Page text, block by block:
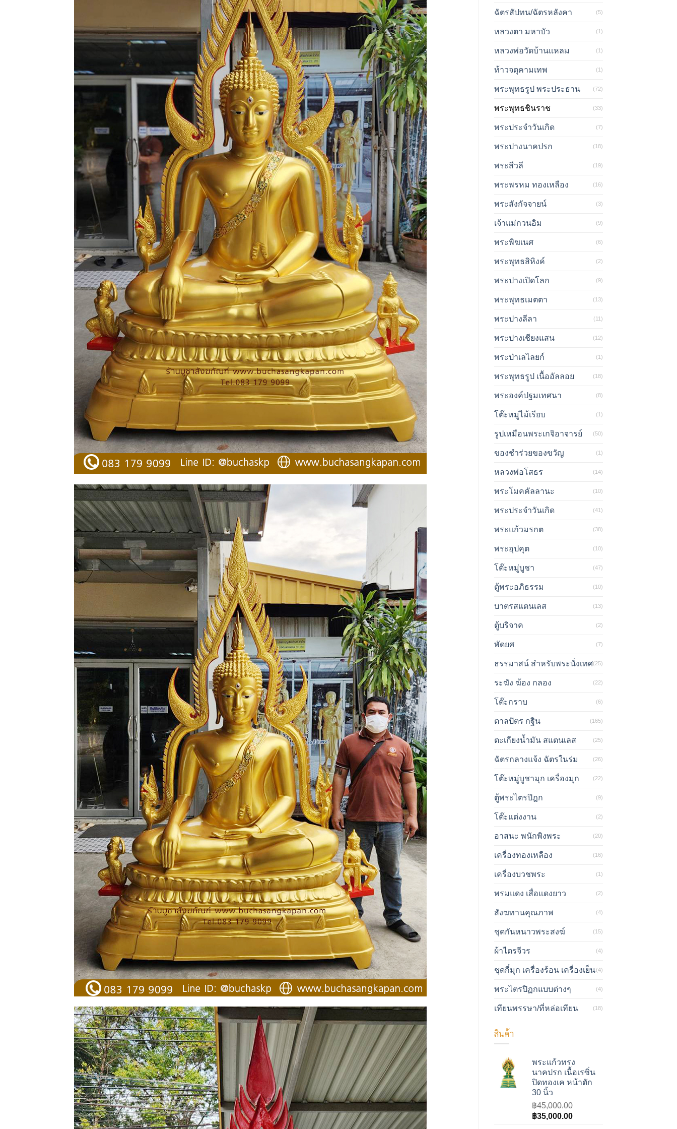
ฉัตรสัปทน/ฉัตรหลังคา (5)
หลวงตา มหาบัว (1)
หลวงพ่อวัดบ้านแหลม (1)
ท้าวจตุคามเทพ (1)
พระพุทธรูป พระประธาน (72)
พระพุทธชินราช (33)
พระประจำวันเกิด (7)
พระปางนาคปรก (18)
พระสีวลี (19)
พระพรหม ทองเหลือง (16)
พระสังกัจจายน์ (3)
เจ้าแม่กวนอิม (9)
พระพิฆเนศ (6)
พระพุทธสิหิงค์ (2)
พระปางเปิดโลก (9)
พระพุทธเมตตา (13)
พระปางลีลา (11)
พระปางเชียงแสน (12)
พระป่าเลไลยก์ (1)
พระพุทธรูป เนื้ออัลลอย (18)
พระองค์ปฐมเทศนา (8)
โต๊ะหมู่ไม้เรียบ (1)
รูปเหมือนพระเกจิอาจารย์ (50)
ของชำร่วยของขวัญ (1)
หลวงพ่อโสธร (14)
พระโมคคัลลานะ (10)
พระประจำวันเกิด (41)
พระแก้วมรกต (38)
พระอุปคุต (10)
โต๊ะหมู่บูชา (47)
ตู้พระอภิธรรม (10)
บาตรสแตนเลส (13)
ตู้บริจาค (2)
พัดยศ (7)
ธรรมาสน์ สำหรับพระนั่งเทศ(25)
ระฆัง ฆ้อง กลอง (22)
โต๊ะกราบ (6)
ตาลปัตร กฐิน (165)
ตะเกียงน้ำมัน สแตนเลส (25)
ฉัตรกลางแจ้ง ฉัตรในร่ม (26)
โต๊ะหมู่บูชามุก เครื่องมุก (22)
ตู้พระไตรปิฎก (9)
โต๊ะแต่งงาน (2)
อาสนะ พนักพิงพระ (20)
เครื่องทองเหลือง (16)
เครื่องบวชพระ (1)
พรมแดง เสื่อแดงยาว (2)
สังฆทานคุณภาพ (4)
ชุดกันหนาวพระสงฆ์ (15)
ผ้าไตรจีวร (4)
ชุดกี๋มุก เครื่องร้อน เครื่องเย็น (4)
พระไตรปิฏกแบบต่างๆ (4)
เทียนพรรษา/ที่หล่อเทียน (18)
สินค้า
พระแก้วทรง
นาคปรก เนื้อเรซิ่น
ปิดทองเค หน้าตัก
30 นิ้ว
฿45,000.00
Original
฿35,000.00Current